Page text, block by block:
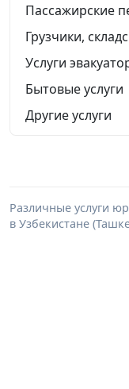
Пассажирские
Грузчики,
Услуги
Бытовые услуги
Другие услуги
Различные услуги
в Узбекистане